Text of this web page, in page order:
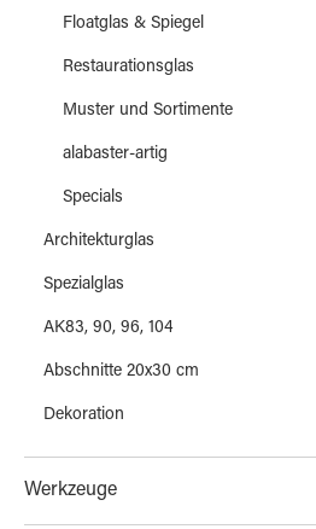
Floatglas & Spiegel
Restaurationsglas
Muster und Sortimente
alabaster-artig
Specials
Architekturglas
Spezialglas
AK83, 90, 96, 104
Abschnitte 20x30 cm
Dekoration
Werkzeuge